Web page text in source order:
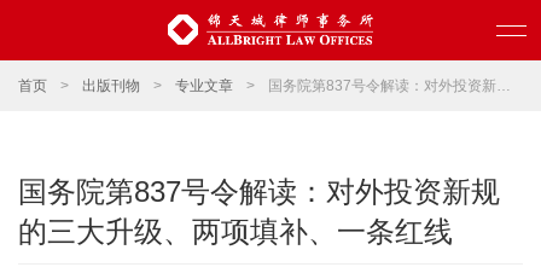
首页 > 出版刊物 > 专业文章 > 国务院第837号令解读：对外投资新规的三大升级、两项填补、一条红线
国务院第837号令解读：对外投资新规
的三大升级、两项填补、一条红线